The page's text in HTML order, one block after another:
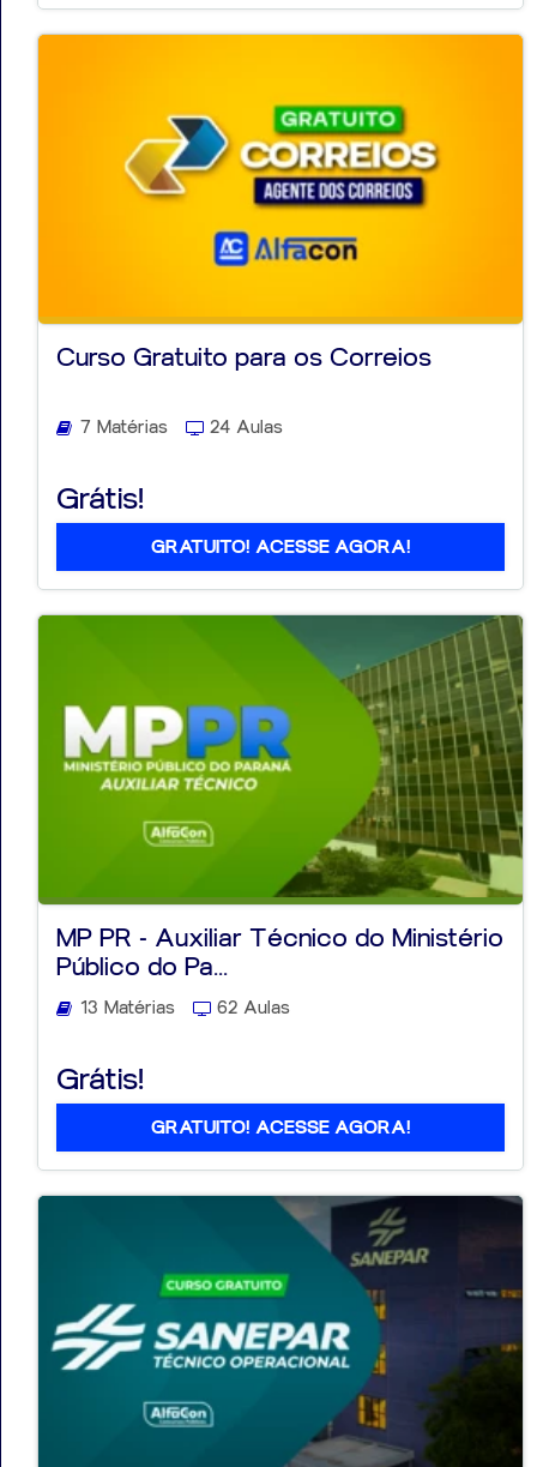
Curso Gratuito para os Correios
7 Matérias 24 Aulas
Grátis!
GRATUITO! ACESSE AGORA!
MP PR - Auxiliar Técnico do Ministério
Público do Pa...
13 Matérias 62 Aulas
Grátis!
GRATUITO! ACESSE AGORA!